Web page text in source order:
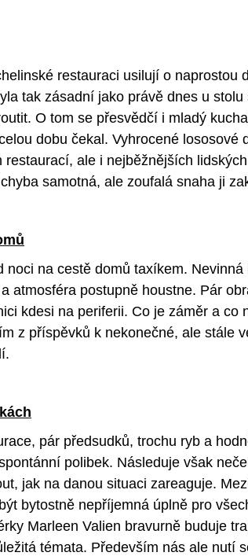
restauraci usilují o naprostou
tak zásadní jako právě dnes u
O tom se přesvědčí i mladý
dobu čekal. Vyhrocené lososové
restaurací, ale i nejběžnějších
samotná, ale zoufalá snaha ji
noci na cestě domů taxíkem.
atmosféra postupně houstne. Pár
kdesi na periferii. Co je záměr a co
z příspěvků k nekonečné, ale stále
pár předsudků, trochu ryb a
polibek. Následuje však
jak na danou situaci zareaguje.
bytostně nepříjemná úplně pro
Marleen Valien bravurně buduje
témata. Především nás ale nutí